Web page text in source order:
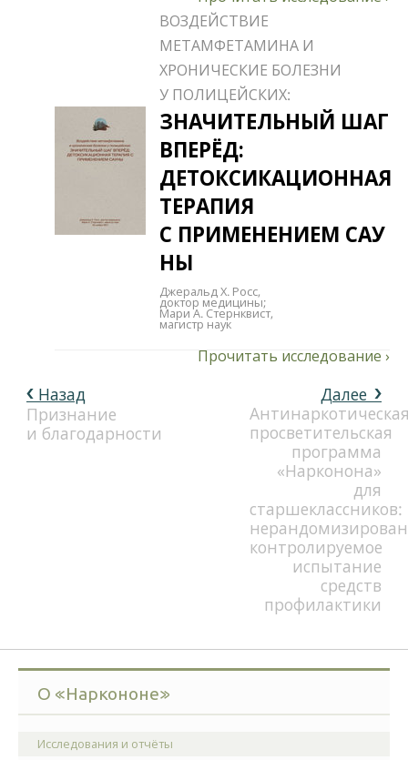
ВОЗДЕЙСТВИЕ
МЕТАМФЕТАМИНА И
ХРОНИЧЕСКИЕ БОЛЕЗНИ
У ПОЛИЦЕЙСКИХ:
ЗНАЧИТЕЛЬНЫЙ ШАГ
ВПЕРЁД:
ДЕТОКСИКАЦИОННАЯ
ТЕРАПИЯ
С ПРИМЕНЕНИЕМ САУ​
НЫ
Джеральд Х. Росс,
доктор медицины;
Мари А. Стернквист,
магистр наук
Далее
просветительская
программа
«Нарконона»
для
старшеклассников:
контролируемое
испытание
средств
профилактики
Назад
Признание
и благодарности
О «Наркононе»
Исследования и отчёты